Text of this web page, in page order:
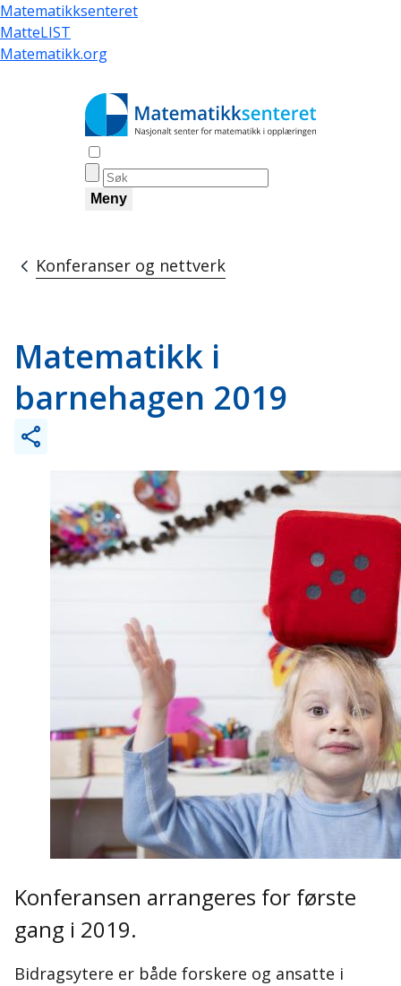
Hopp
til
hovedinnhold
Matematikksenteret
MatteLIST
Matematikk.org
Meny
Navigasjonssti
Konferanser og nettverk
Matematikk i
barnehagen 2019
Konferansen arrangeres for første
gang i 2019.
Bidragsytere er både forskere og ansatte i